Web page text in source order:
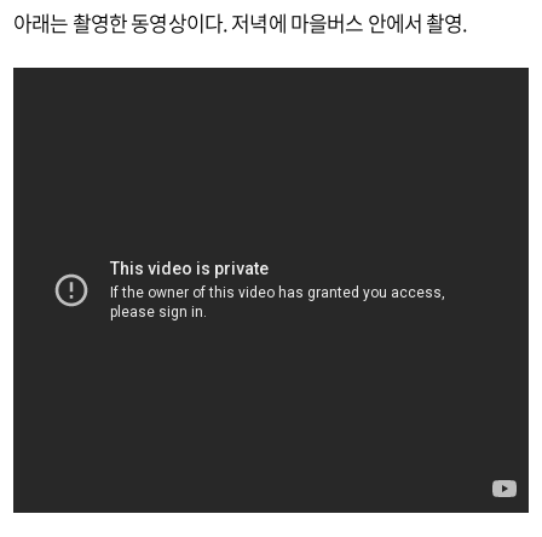
아래는 촬영한 동영상이다. 저녁에 마을버스 안에서 촬영.